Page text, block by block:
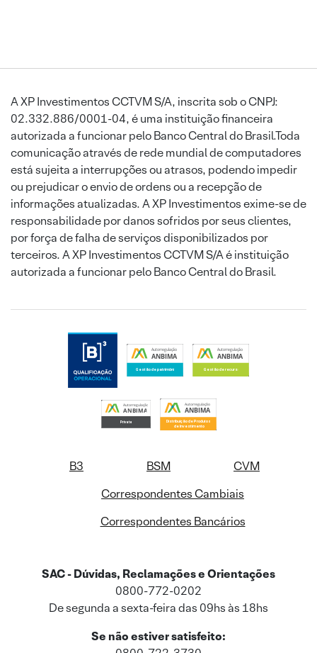
A XP Investimentos CCTVM S/A, inscrita sob o CNPJ:
02.332.886/0001-04, é uma instituição financeira
autorizada a funcionar pelo Banco Central do Brasil.Toda
comunicação através de rede mundial de computadores
está sujeita a interrupções ou atrasos, podendo impedir
ou prejudicar o envio de ordens ou a recepção de
informações atualizadas. A XP Investimentos exime-se de
responsabilidade por danos sofridos por seus clientes,
por força de falha de serviços disponibilizados por
terceiros. A XP Investimentos CCTVM S/A é instituição
autorizada a funcionar pelo Banco Central do Brasil.
B3 BSM
CVM
Correspondentes Cambiais
Correspondentes Bancários
SAC - Dúvidas, Reclamações e Orientações
0800-772-0202
De segunda a sexta-feira das 09hs às 18hs
Se não estiver satisfeito: